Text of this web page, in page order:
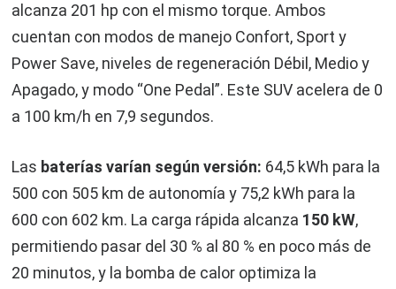
alcanza 201 hp con el mismo torque. Ambos
cuentan con modos de manejo Confort, Sport y
Power Save, niveles de regeneración Débil, Medio y
Apagado, y modo “One Pedal”. Este SUV acelera de 0
a 100 km/h en 7,9 segundos.
Las baterías varían según versión: 64,5 kWh para la
500 con 505 km de autonomía y 75,2 kWh para la
600 con 602 km. La carga rápida alcanza 150 kW,
permitiendo pasar del 30 % al 80 % en poco más de
20 minutos, y la bomba de calor optimiza la